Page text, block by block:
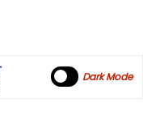
Dark Mode